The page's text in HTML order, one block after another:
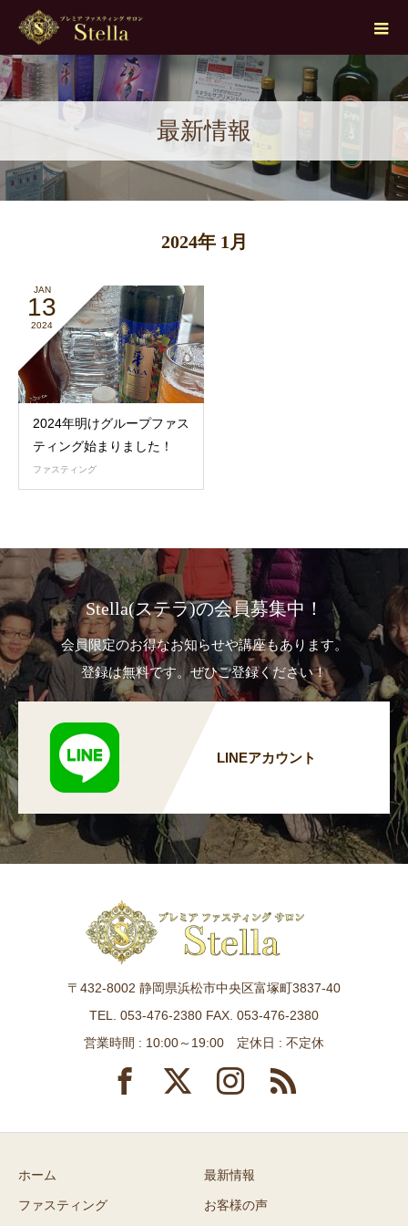
最新情報
2024年 1月
JAN
13
2024
2024年明けグループファス
ティング始まりました！
ファスティング
Stella(ステラ)の会員募集中！
会員限定のお得なお知らせや講座もあります。
登録は無料です。ぜひご登録ください！
LINEアカウント
〒432-8002 静岡県浜松市中央区富塚町3837-40
TEL. 053-476-2380 FAX. 053-476-2380
営業時間 : 10:00～19:00 定休日 : 不定休
ホーム 最新情報
ファスティング お客様の声